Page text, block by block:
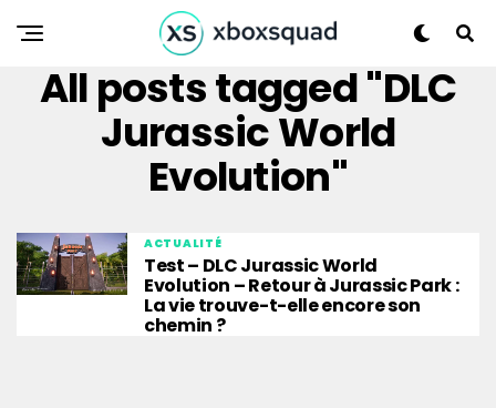
All posts tagged "DLC
Jurassic World
Evolution"
ACTUALITÉ
Test – DLC Jurassic World
Evolution – Retour à Jurassic Park :
La vie trouve-t-elle encore son
chemin ?